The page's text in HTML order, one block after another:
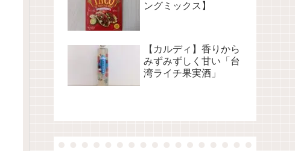
ングミックス】
【カルディ】香りから
みずみずしく甘い「台
湾ライチ果実酒」